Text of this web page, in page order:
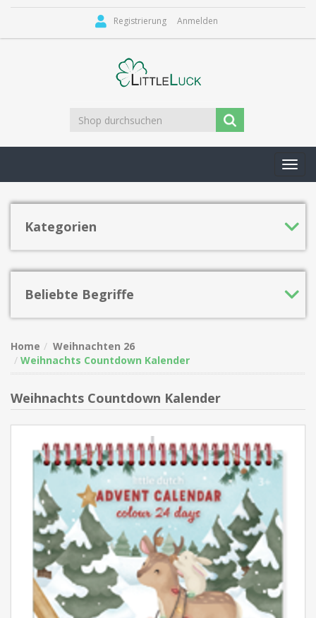
Registrierung Anmelden
Kategorien
Beliebte Begriffe
Home
Weihnachten 26
Weihnachts Countdown Kalender
Weihnachts Countdown Kalender